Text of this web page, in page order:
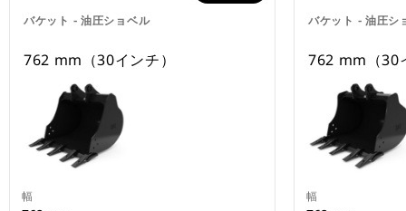
バケット - 油圧ショベル
762 mm（30インチ）
幅
バケット - 油圧シ
762 mm（30
幅